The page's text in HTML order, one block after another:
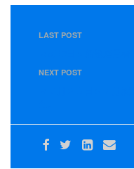
LAST POST
NEXT POST